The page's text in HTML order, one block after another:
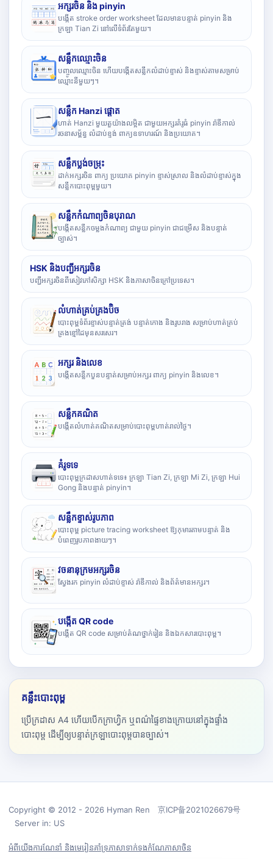
អក្សរចិន និង pinyin
បង្កើត stroke order worksheet ដែលមានបន្ទាត់ pinyin និង
ក្រឡា Tian Zi នៅលើទំព័រតែមួយ។
សន្លឹកឈ្មោះចិន
បញ្ចូលឈ្មោះចិន ហើយបង្កើតសន្លឹកលំដាប់ខ្ទាស់ និងខ្ទាស់តាមសម្រាប់
ឈ្មោះនីមួយៗ។
សន្លឹក Hanzi ផ្តោត
ហាត់ Hanzi មួយតួយ៉ាងលម្អិត ជាមួយអក្សរគំរូធំ pinyin រ៉ាឌីកាល់
រចនាសម្ព័ន្ធ លំដាប់ខ្ទង់ ពាក្យឧទាហរណ៍ និងប្រយោគ។
សន្លឹកប្លង់ចម្រុះ
ដាក់អក្សរចិន ពាក្យ ប្រយោគ pinyin ខ្ទាស់ស្រាល និងលំដាប់ខ្ទាស់ក្នុង
សន្លឹកបោះពុម្ពមួយ។
សន្លឹកកំណាព្យចិនបុរាណ
បង្កើតសន្លឹកចម្លងកំណាព្យ ជាមួយ pinyin ជាជម្រើស និងបន្ទាត់
ច្បាស់។
HSK និងបញ្ជីអក្សរចិន
បញ្ជីអក្សរចិនពីសៀវភៅសិក្សា HSK និងភាសាចិនក្រៅប្រទេស។
លំហាត់គ្រប់គ្រងប៊ិច
បោះពុម្ពទំព័រខ្ទាស់បន្ទាត់ត្រង់ បន្ទាត់កោង និងរូបរាង សម្រាប់ហាត់គ្រប់
គ្រងខ្មៅដៃមុនសរសេរ។
អក្សរ និងលេខ
បង្កើតសន្លឹកបួនបន្ទាត់សម្រាប់អក្សរ ពាក្យ pinyin និងលេខ។
សន្លឹកគណិត
បង្កើតលំហាត់គណិតសម្រាប់បោះពុម្ពហាត់រាល់ថ្ងៃ។
គំរូទទេ
បោះពុម្ពក្រដាសហាត់ទទេ៖ ក្រឡា Tian Zi, ក្រឡា Mi Zi, ក្រឡា Hui
Gong និងបន្ទាត់ pinyin។
សន្លឹកខ្ទាស់រូបភាព
បោះពុម្ព picture tracing worksheet ឱ្យកុមារតាមបន្ទាត់ និង
បំពេញរូបភាពងាយៗ។
វចនានុក្រមអក្សរចិន
ស្វែងរក pinyin លំដាប់ខ្ទាស់ រ៉ាឌីកាល់ និងព័ត៌មានអក្សរ។
បង្កើត QR code
បង្កើត QR code សម្រាប់តំណថ្នាក់រៀន និងឯកសារបោះពុម្ព។
គន្លឹះបោះពុម្ព
ប្រើក្រដាស A4 ហើយបើកក្រាហ្វិក ឬពណ៌ផ្ទៃខាងក្រោយនៅក្នុងផ្ទាំង
បោះពុម្ព ដើម្បីឲ្យបន្ទាត់ក្រឡាបោះពុម្ពបានច្បាស់។
Copyright © 2012 - 2026 Hyman Ren 京ICP备2021026679号
Server in: US
អំពីយើងការណែនាំ និងមេរៀនគាំទ្រភាសាទាក់ទងកំណែភាសាចិន